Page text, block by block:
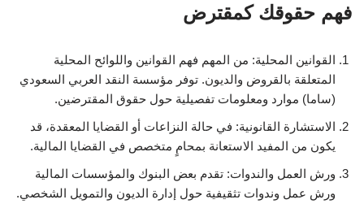
فهم حقوقك كمقترض
القوانين المحلية: من المهم فهم القوانين واللوائح المحلية
المتعلقة بالقروض والديون. توفر مؤسسة النقد العربي السعودي
(ساما) موارد ومعلومات تفصيلية حول حقوق المقترضين.
الاستشارة القانونية: في حالة النزاعات أو القضايا المعقدة، قد
يكون من المفيد الاستعانة بمحامٍ متخصص في القضايا المالية.
ورش العمل والندوات: تقدم بعض البنوك والمؤسسات المالية
ورش عمل وندوات تثقيفية حول إدارة الديون والتمويل الشخصي.